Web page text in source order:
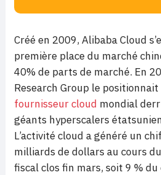
Créé en 2009, Alibaba Cloud
première place du marché
40% de parts de marché. En
Research Group le
fournisseur cloud mondial
géants hyperscalers
L’activité cloud a généré un
milliards de dollars au cours
fiscal clos fin mars, soit 9 %